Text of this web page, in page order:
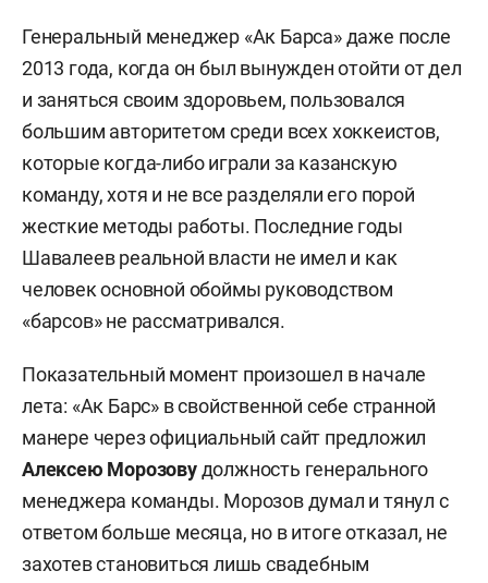
Генеральный менеджер «Ак Барса» даже после
2013 года, когда он был вынужден отойти от дел
и заняться своим здоровьем, пользовался
большим авторитетом среди всех хоккеистов,
которые когда-либо играли за казанскую
команду, хотя и не все разделяли его порой
жесткие методы работы. Последние годы
Шавалеев реальной власти не имел и как
человек основной обоймы руководством
«барсов» не рассматривался.
Показательный момент произошел в начале
лета: «Ак Барс» в свойственной себе странной
манере через официальный сайт предложил
Алексею Морозовудолжность генерального
менеджера команды. Морозов думал и тянул с
ответом больше месяца, но в итоге отказал, не
захотев становиться лишь свадебным